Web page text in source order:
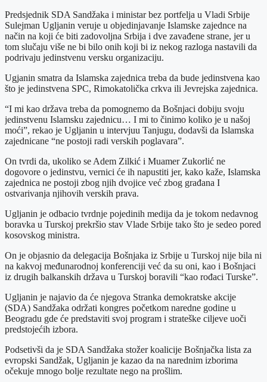
Predsjednik SDA Sandžaka i ministar bez portfelja u Vladi Srbije
Sulejman Ugljanin veruje u objedinjavanje Islamske zajednce na
način na koji će biti zadovoljna Srbija i dve zavađene strane, jer u
tom slučaju više ne bi bilo onih koji bi iz nekog razloga nastavili da
podrivaju jedinstvenu versku organizaciju.
Ugjanin smatra da Islamska zajednica treba da bude jedinstvena kao
što je jedinstvena SPC, Rimokatolička crkva ili Jevrejska zajednica.
“I mi kao država treba da pomognemo da Bošnjaci dobiju svoju
jedinstvenu Islamsku zajednicu… I mi to činimo koliko je u našoj
moći”, rekao je Ugljanin u intervjuu Tanjugu, dodavši da Islamska
zajednicane “ne postoji radi verskih poglavara”.
On tvrdi da, ukoliko se Adem Zilkić i Muamer Zukorlić ne
dogovore o jedinstvu, vernici će ih napustiti jer, kako kaže, Islamska
zajednica ne postoji zbog njih dvojice već zbog građana I
ostvarivanja njihovih verskih prava.
Ugljanin je odbacio tvrdnje pojedinih medija da je tokom nedavnog
boravka u Turskoj prekršio stav Vlade Srbije tako što je sedeo pored
kosovskog ministra.
On je objasnio da delegacija Bošnjaka iz Srbije u Turskoj nije bila ni
na kakvoj međunarodnoj konferenciji već da su oni, kao i Bošnjaci
iz drugih balkanskih država u Turskoj boravili “kao rođaci Turske”.
Ugljanin je najavio da će njegova Stranka demokratske akcije
(SDA) Sandžaka održati kongres početkom naredne godine u
Beogradu gde će predstaviti svoj program i strateške ciljeve uoči
predstojećih izbora.
Podsetivši da je SDA Sandžaka stožer koalicije Bošnjačka lista za
evropski Sandžak, Ugljanin je kazao da na narednim izborima
očekuje mnogo bolje rezultate nego na prošlim.